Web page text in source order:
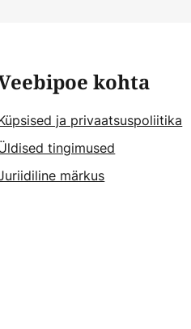
kohta
ja privaatsuspoliitika
tingimused
märkus